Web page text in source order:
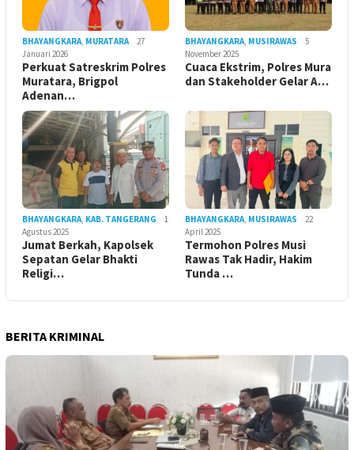
BHAYANGKARA, MURATARA
27
Januari 2026
Perkuat Satreskrim Polres
Muratara, Brigpol
Adenan…
BHAYANGKARA, MUSIRAWAS
5
November 2025
Cuaca Ekstrim, Polres Mura
dan Stakeholder Gelar A…
BHAYANGKARA, KAB. TANGERANG
1
Agustus 2025
Jumat Berkah, Kapolsek
Sepatan Gelar Bhakti
Religi…
BHAYANGKARA, MUSIRAWAS
22
April 2025
Termohon Polres Musi
Rawas Tak Hadir, Hakim
Tunda …
BERITA KRIMINAL